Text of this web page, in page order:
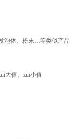
泡体、粉末…等类似产品
大值、zui小值